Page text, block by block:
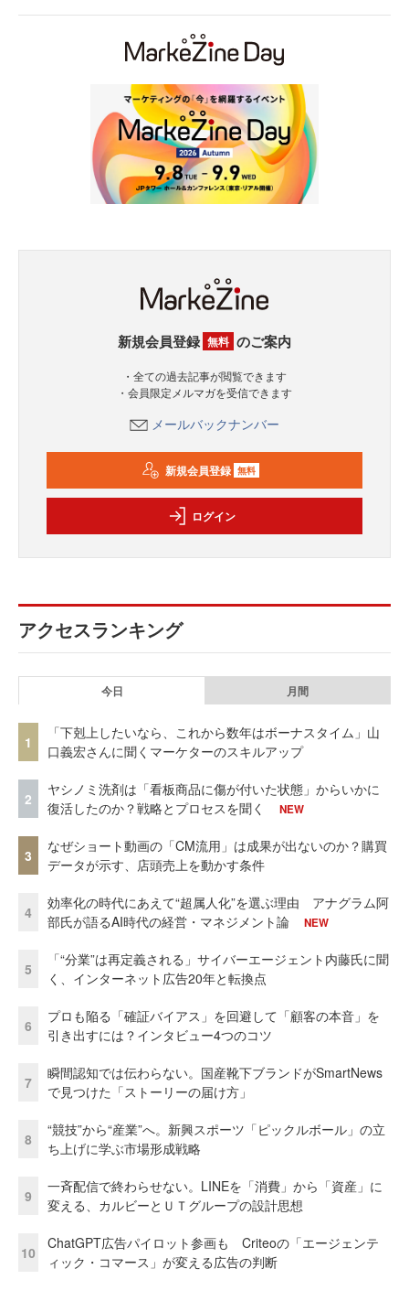
新規会員登録 無料 のご案内
・全ての過去記事が閲覧できます
・会員限定メルマガを受信できます
メールバックナンバー
新規会員登録 無料
ログイン
アクセスランキング
今日 月間
1
「下剋上したいなら、これから数年はボーナスタイム」山
口義宏さんに聞くマーケターのスキルアップ
2
ヤシノミ洗剤は「看板商品に傷が付いた状態」からいかに
復活したのか？戦略とプロセスを聞く
NEW
3
なぜショート動画の「CM流用」は成果が出ないのか？購買
データが示す、店頭売上を動かす条件
4
効率化の時代にあえて“超属人化”を選ぶ理由 アナグラム阿
部氏が語るAI時代の経営・マネジメント論
NEW
5
「“分業”は再定義される」サイバーエージェント内藤氏に聞
く、インターネット広告20年と転換点
6
プロも陥る「確証バイアス」を回避して「顧客の本音」を
引き出すには？インタビュー4つのコツ
7
瞬間認知では伝わらない。国産靴下ブランドがSmartNews
で見つけた「ストーリーの届け方」
8
“競技”から“産業”へ。新興スポーツ「ピックルボール」の立
ち上げに学ぶ市場形成戦略
9
一斉配信で終わらせない。LINEを「消費」から「資産」に
変える、カルビーとＵＴグループの設計思想
10
ChatGPT広告パイロット参画も Criteoの「エージェンテ
ィック・コマース」が変える広告の判断